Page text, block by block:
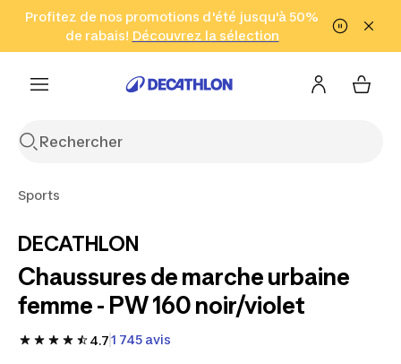
Aller à la recherche Aller au contenu Aller au pied de
Profitez de nos promotions d'été jusqu'à 50%
de rabais! Découvrez la sélection
Cliquez ici
en seulement 2 h!
(Zones sélectionnées)
Sports
DECATHLON
Chaussures de marche urbaine
femme - PW 160 noir/violet
4.71 745 avis